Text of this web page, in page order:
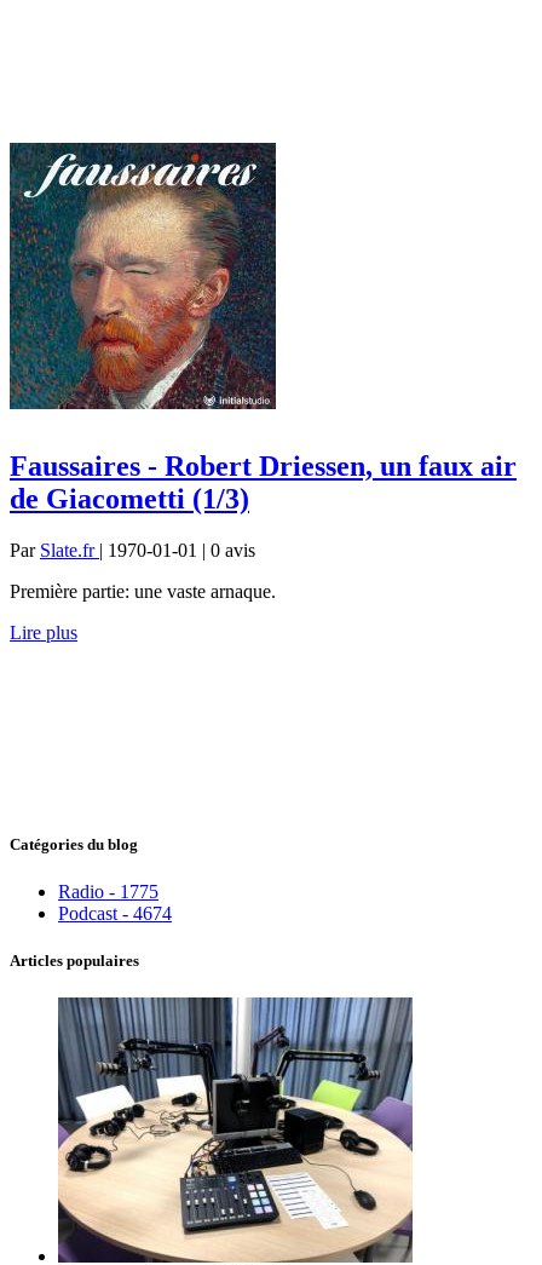
Faussaires - Robert Driessen, un faux air
de Giacometti (1/3)
Par Slate.fr | 1970-01-01 | 0 avis
Première partie: une vaste arnaque.
Lire plus
Catégories du blog
Radio - 1775
Podcast - 4674
Articles populaires